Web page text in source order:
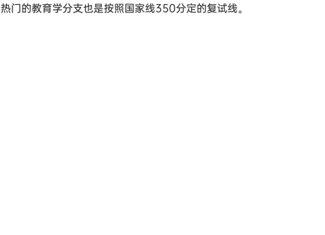
热门的教育学分支也是按照国家线350分定的复试线。